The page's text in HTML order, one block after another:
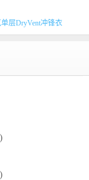
层DryVent冲锋衣